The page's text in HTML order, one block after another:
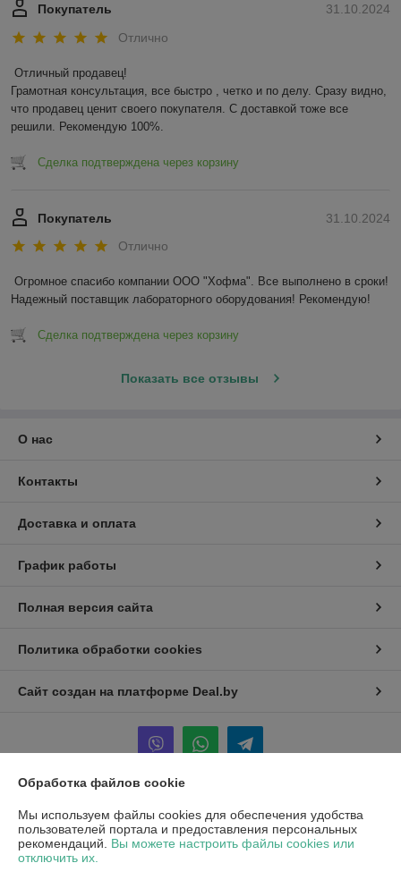
31.10.2024
Покупатель
Отлично
Отличный продавец!
Грамотная консультация, все быстро , четко и по делу. Сразу видно,
что продавец ценит своего покупателя. С доставкой тоже все
решили. Рекомендую 100%.
Сделка подтверждена через корзину
31.10.2024
Покупатель
Отлично
Огромное спасибо компании ООО "Хофма". Все выполнено в сроки!
Надежный поставщик лабораторного оборудования! Рекомендую!
Сделка подтверждена через корзину
Показать все отзывы
О нас
Контакты
Доставка и оплата
График работы
Полная версия сайта
Политика обработки cookies
Сайт создан на платформе Deal.by
Информация для покупателя
Юридическое лицо:ООО "ХОФМА"
220084, г. Минск, ул. Ф. Скорины 51, оф 302
Обработка файлов cookie
Мы используем файлы cookies для обеспечения удобства
пользователей портала и предоставления персональных
рекомендаций. Вы можете настроить файлы cookies или
отключить их.